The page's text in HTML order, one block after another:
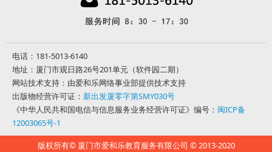
电话：181-5013-6140
地址：厦门市观日路26号201单元（软件园二期）
网站技术支持：由爱和乐网络事业部提供技术支持
出版物经营许可证： 新出发厦零字第SMY030号
《中华人民共和国电信与信息服务业务经营许可证》编号： 闽ICP备
12003065号-1
版权所有© 厦门市爱和乐教育服务有限公司 © 2013-2020